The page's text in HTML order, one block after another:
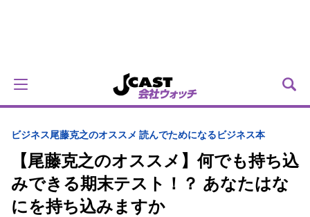
ビジネス尾藤克之のオススメ 読んでためになるビジネス本
【尾藤克之のオススメ】何でも持ち込
みできる期末テスト！？ あなたはな
にを持ち込みますか